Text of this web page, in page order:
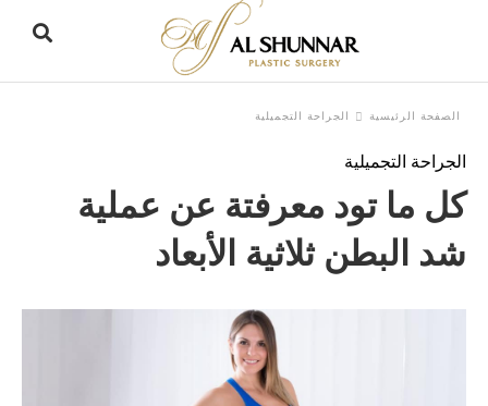
الصفحة الرئيسية الجراحة التجميلية
الجراحة التجميلية
كل ما تود معرفتة عن عملية
شد البطن ثلاثية الأبعاد